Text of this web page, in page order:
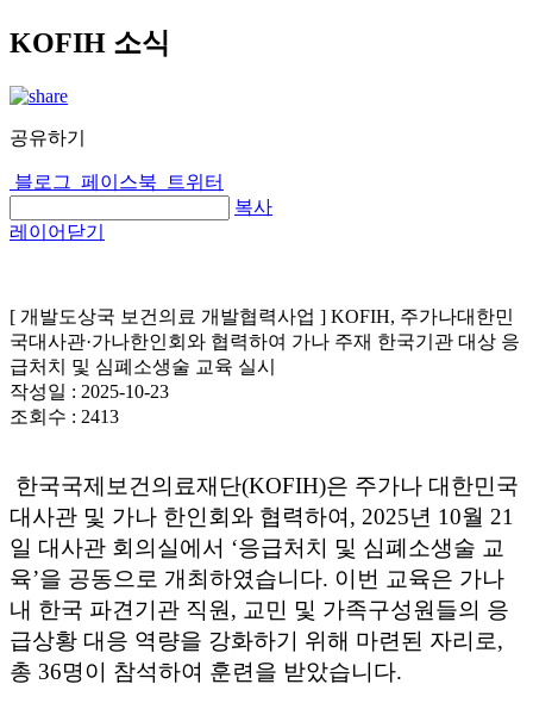
KOFIH 소식
공유하기
블로그 페이스북
트위터
복사
레이어닫기
[ 개발도상국 보건의료 개발협력사업 ] KOFIH, 주가나대한민
국대사관·가나한인회와 협력하여 가나 주재 한국기관 대상 응
급처치 및 심폐소생술 교육 실시
작성일 : 2025-10-23
조회수 : 2413
한국국제보건의료재단(KOFIH)은 주가나 대한민국
대사관 및 가나 한인회와 협력하여, 2025년 10월 21
일 대사관 회의실에서 ‘응급처치 및 심폐소생술 교
육’을 공동으로 개최하였습니다. 이번 교육은 가나
내 한국 파견기관 직원, 교민 및 가족구성원들의 응
급상황 대응 역량을 강화하기 위해 마련된 자리로,
총 36명이 참석하여 훈련을 받았습니다.